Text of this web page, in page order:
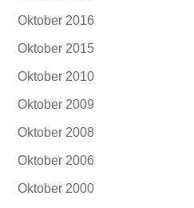
Oktober 2016
Oktober 2015
Oktober 2010
Oktober 2009
Oktober 2008
Oktober 2006
Oktober 2000